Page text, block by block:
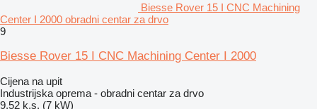
Biesse Rover 15 I CNC Machining
Center I 2000 obradni centar za drvo
9
Biesse Rover 15 I CNC Machining Center I 2000
Cijena na upit
Industrijska oprema - obradni centar za drvo
9.52 k.s. (7 kW)